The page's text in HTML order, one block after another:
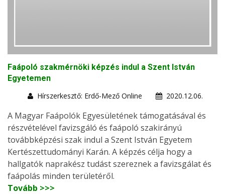
Faápoló szakmérnöki képzés indul a Szent István
Egyetemen
Hírszerkesztő: Erdő-Mező Online
2020.12.06.
A Magyar Faápolók Egyesületének támogatásával és
részvételével favizsgáló és faápoló szakirányú
továbbképzési szak indul a Szent István Egyetem
Kertészettudományi Karán. A képzés célja hogy a
hallgatók naprakész tudást szereznek a favizsgálat és
faápolás minden területéről.
Tovább >>>